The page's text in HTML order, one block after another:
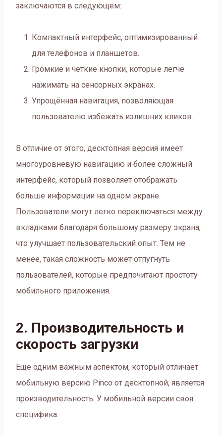
заключаются в следующем:
Компактный интерфейс, оптимизированный
для телефонов и планшетов.
Громкие и четкие кнопки, которые легче
нажимать на сенсорных экранах.
Упрощённая навигация, позволяющая
пользователю избежать излишних кликов.
В отличие от этого, десктопная версия имеет
многоуровневую навигацию и более сложный
интерфейс, который позволяет отображать
больше информации на одном экране.
Пользователи могут легко переключаться между
вкладками благодаря большому размеру экрана,
что улучшает пользовательский опыт. Тем не
менее, такая сложность может отпугнуть
пользователей, которые предпочитают простоту
мобильного приложения.
2. Производительность и
скорость загрузки
Еще одним важным аспектом, который отличает
мобильную версию Pinco от десктопной, является
производительность. У мобильной версии своя
специфика: